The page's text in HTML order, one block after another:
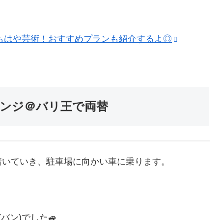
はや芸術！おすすめプランも紹介するよ◎
ジ＠バリ王で両替
ていき、駐車場に向かい車に乗ります。
ン)でした🚙